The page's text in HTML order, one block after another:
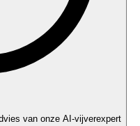
van onze AI-vijverexpert